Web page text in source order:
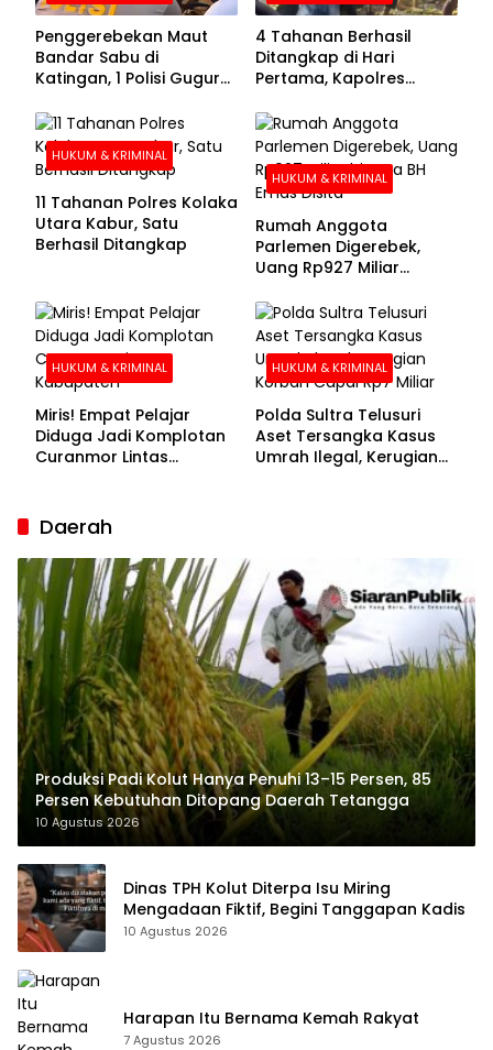
Penggerebekan Maut
Bandar Sabu di
Katingan, 1 Polisi Gugur
4 Tahanan Berhasil
Ditangkap di Hari
Pertama, Kapolres
Buronan Segera
Menyerahkan Diri
HUKUM & KRIMINAL
11 Tahanan Polres Kolaka
Utara Kabur, Satu
Berhasil Ditangkap
HUKUM & KRIMINAL
Rumah Anggota
Parlemen Digerebek,
Uang Rp927 Miliar
HUKUM & KRIMINAL
Miris! Empat Pelajar
Diduga Jadi Komplotan
Curanmor Lintas
HUKUM & KRIMINAL
Polda Sultra Telusuri
Aset Tersangka Kasus
Umrah Ilegal, Kerugian
Daerah
Produksi Padi Kolut Hanya Penuhi 13–15 Persen, 85
Persen Kebutuhan Ditopang Daerah Tetangga
10 Agustus 2026
Dinas TPH Kolut Diterpa Isu Miring
Mengadaan Fiktif, Begini Tanggapan Kadis
10 Agustus 2026
Harapan Itu Bernama Kemah Rakyat
7 Agustus 2026